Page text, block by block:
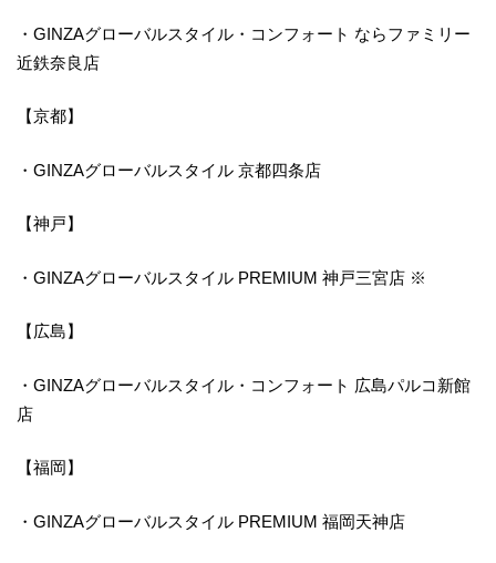
・GINZAグローバルスタイル・コンフォート ならファミリー
近鉄奈良店
【京都】
・GINZAグローバルスタイル 京都四条店
【神戸】
・GINZAグローバルスタイル PREMIUM 神戸三宮店 ※
【広島】
・GINZAグローバルスタイル・コンフォート 広島パルコ新館
店
【福岡】
・GINZAグローバルスタイル PREMIUM 福岡天神店